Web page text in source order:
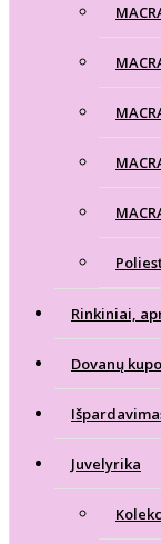
Rinkiniai,
Dovanų
Juvelyrika